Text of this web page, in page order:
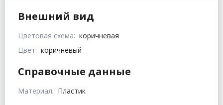
Внешний вид
Цветовая схема: коричневая
Цвет: коричневый
Справочные данные
Материал: Пластик